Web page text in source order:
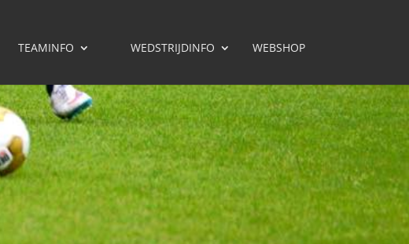
TEAMINFO WEDSTRIJDINFO WEBSHOP